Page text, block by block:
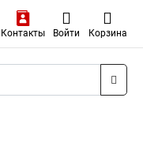
Контакты Войти Корзина